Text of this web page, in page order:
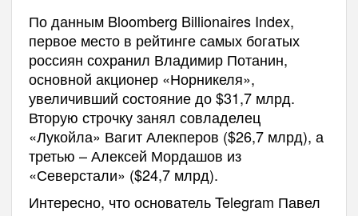
По данным Bloomberg Billionaires Index,
первое место в рейтинге самых богатых
россиян сохранил Владимир Потанин,
основной акционер «Норникеля»,
увеличивший состояние до $31,7 млрд.
Вторую строчку занял совладелец
«Лукойла» Вагит Алекперов ($26,7 млрд), а
третью – Алексей Мордашов из
«Северстали» ($24,7 млрд).
Интересно, что основатель Telegram Павел